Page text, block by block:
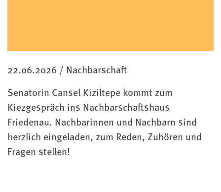
22.06.2026 / Kategorie
Nachbarschaft
Senatorin Cansel Kiziltepe kommt zum
Kiezgespräch ins Nachbarschaftshaus
Friedenau. Nachbarinnen und Nachbarn sind
herzlich eingeladen, zum Reden, Zuhören und
Fragen stellen!